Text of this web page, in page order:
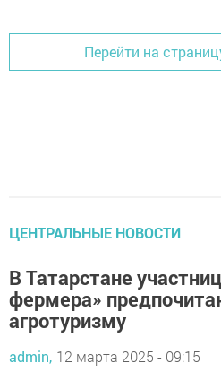
Перейти на
ЦЕНТРАЛЬНЫЕ НОВОСТИ
В Татарстане
фермера»
агротуризму
admin, 12 марта 2025 - 09:15